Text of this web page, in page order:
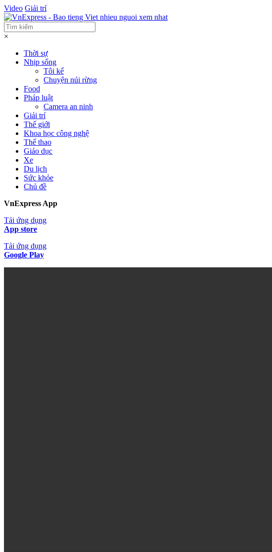
Video Giải trí
×
Thời sự
Nhịp sống
Tôi kể
Chuyện núi rừng
Food
Pháp luật
Camera an ninh
Giải trí
Thế giới
Khoa học công nghệ
Thể thao
Giáo dục
Xe
Du lịch
Sức khỏe
Chủ đề
VnExpress App
Tải ứng dụng
App store
Tải ứng dụng
Google Play